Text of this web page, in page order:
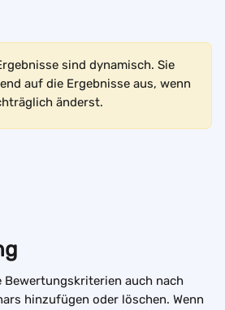
sind dynamisch. Sie
auf die Ergebnisse aus, wenn
änderst.
Bewertungskriterien auch nach
hinzufügen oder löschen. Wenn